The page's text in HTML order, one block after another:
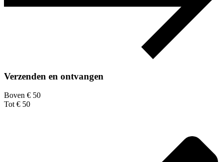
Verzenden en ontvangen
Boven € 50
Tot € 50